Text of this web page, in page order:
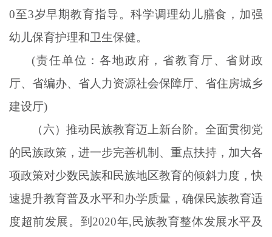
0至3岁早期教育指导。科学调理幼儿膳食，加强
幼儿保育护理和卫生保健。
(责任单位：各地政府，省教育厅、省财政
厅、省编办、省人力资源社会保障厅、省住房城乡
建设厅)
（六）推动民族教育迈上新台阶。全面贯彻党
的民族政策，进一步完善机制、重点扶持，加大各
项政策对少数民族和民族地区教育的倾斜力度，快
速提升教育普及水平和办学质量，确保民族教育适
度超前发展。到 2020年,民族教育整体发展水平及